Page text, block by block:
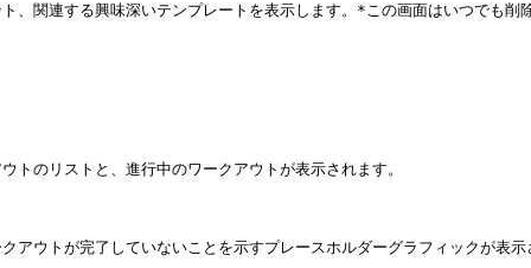
、関連する興味深いテンプレートを表示します。*この画面はいつでも削
トのリストと、進行中のワークアウトが表示されます。
アウトが完了していないことを示すプレースホルダーグラフィックが表示